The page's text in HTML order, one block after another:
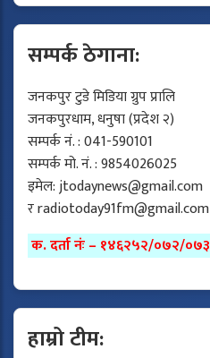
सम्पर्क ठेगाना:
जनकपुर टुडे मिडिया ग्रुप प्रालि
जनकपुरधाम, धनुषा (प्रदेश २)
सम्पर्क नं. : 041-590101
सम्पर्क मो. नं. : 9854026025
इमेल:jtodaynews@gmail.com
रradiotoday91fm@gmail.com
क. दर्ता नंः – १४६२५२/०७२/०७३
हाम्रो टीम: